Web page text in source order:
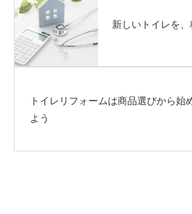
新しいトイレを
トイレリフォームは商品選びから始
よう